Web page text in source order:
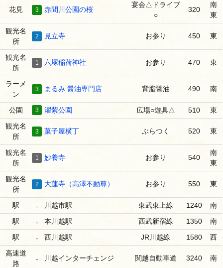
花見 3 赤間川公園の桜
宴会△ドライブ
○
320
南
東
観光名
所
2 見立寺 お参り 450 東
観光名
所
1 六塚稲荷神社 お参り 470 東
ラーメ
ン
3 まるみ 醤油専門店 背脂醤油 490 南
公園 3 濯紫公園 広場○遊具△ 510 東
観光名
所
3 菓子屋横丁 ぶらつく 520 東
観光名
所
1 妙養寺 お参り 540
南
東
観光名
所
2 大蓮寺（高澤不動尊） お参り 550 東
駅 - 川越市駅 東武東上線 1240 南
駅 - 本川越駅 西武新宿線 1350 南
駅 - 西川越駅 JR川越線 1580 西
高速道
路
- 川越インターチェンジ 関越自動車道 3240 南